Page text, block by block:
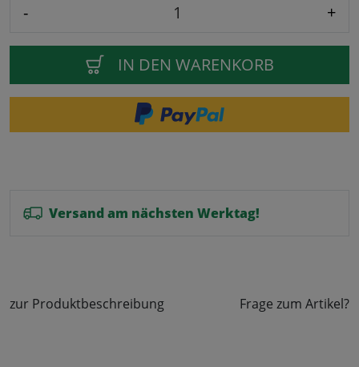
- +
IN DEN WARENKORB
Versand am nächsten Werktag!
zur Produktbeschreibung Frage zum Artikel?